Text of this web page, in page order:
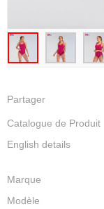
Partager
Catalogue de Produit
English details
Marque
Modèle